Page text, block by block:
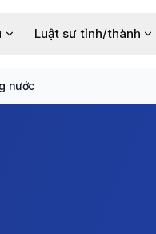
Luật sư tỉnh/thành
nước